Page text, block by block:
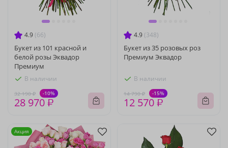
4.9 (66)
Букет из 101 красной и
белой розы Эквадор
Премиум
В наличии
32 190 ₽ -10%
28 970 ₽
4.9 (348)
Букет из 35 розовых роз
Премиум Эквадор
В наличии
14 790 ₽ -15%
12 570 ₽
Акция